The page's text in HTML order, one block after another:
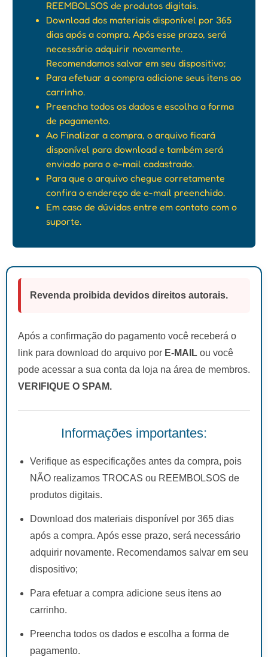
REEMBOLSOS de produtos digitais.
Download dos materiais disponível por 365
dias após a compra. Após esse prazo, será
necessário adquirir novamente.
Recomendamos salvar em seu dispositivo;
Para efetuar a compra adicione seus itens ao
carrinho.
Preencha todos os dados e escolha a forma
de pagamento.
Ao Finalizar a compra, o arquivo ficará
disponível para download e também será
enviado para o e-mail cadastrado.
Para que o arquivo chegue corretamente
confira o endereço de e-mail preenchido.
Em caso de dúvidas entre em contato com o
suporte.
Revenda proibida devidos direitos autorais.
Após a confirmação do pagamento você receberá o
link para download do arquivo por E-MAIL ou você
pode acessar a sua conta da loja na área de membros.
VERIFIQUE O SPAM.
Informações importantes:
Verifique as especificações antes da compra, pois
NÃO realizamos TROCAS ou REEMBOLSOS de
produtos digitais.
Download dos materiais disponível por 365 dias
após a compra. Após esse prazo, será necessário
adquirir novamente. Recomendamos salvar em seu
dispositivo;
Para efetuar a compra adicione seus itens ao
carrinho.
Preencha todos os dados e escolha a forma de
pagamento.